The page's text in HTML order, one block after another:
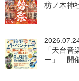
枋ノ木神
「天台音
ー」 開